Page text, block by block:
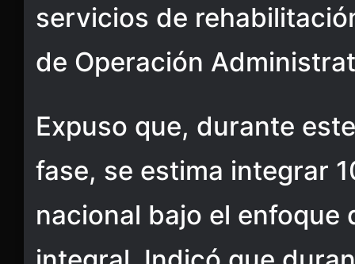
servicios de
de Operación
Expuso que, durante
fase, se estima integrar
nacional bajo el enfoque